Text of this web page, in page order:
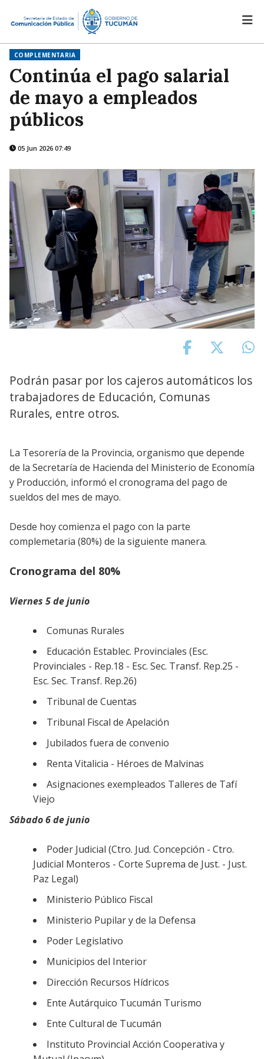
COMPLEMENTARIA
Continúa el pago salarial
de mayo a empleados
públicos
05 Jun 2026 07:49
Podrán pasar por los cajeros automáticos los
trabajadores de Educación, Comunas
Rurales, entre otros.
La Tesorería de la Provincia, organismo que depende
de la Secretaría de Hacienda del Ministerio de Economía
y Producción, informó el cronograma del pago de
sueldos del mes de mayo.
Desde hoy comienza el pago con la parte
complemetaria (80%) de la siguiente manera.
Cronograma del 80%
Viernes 5 de junio
Comunas Rurales
Educación Establec. Provinciales (Esc.
Provinciales - Rep.18 - Esc. Sec. Transf. Rep.25 -
Esc. Sec. Transf. Rep.26)
Tribunal de Cuentas
Tribunal Fiscal de Apelación
Jubilados fuera de convenio
Renta Vitalicia - Héroes de Malvinas
Asignaciones exempleados Talleres de Tafí
Viejo
Sábado 6 de junio
Poder Judicial (Ctro. Jud. Concepción - Ctro.
Judicial Monteros - Corte Suprema de Just. - Just.
Paz Legal)
Ministerio Público Fiscal
Ministerio Pupilar y de la Defensa
Poder Legislativo
Municipios del Interior
Dirección Recursos Hídricos
Ente Autárquico Tucumán Turismo
Ente Cultural de Tucumán
Instituto Provincial Acción Cooperativa y